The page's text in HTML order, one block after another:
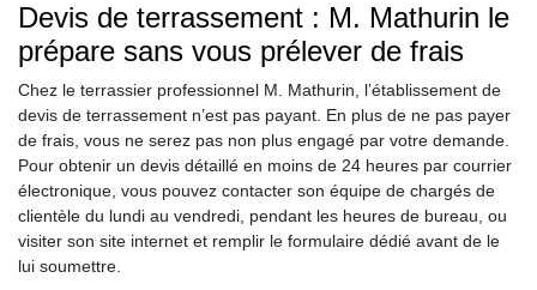
Devis de terrassement : M. Mathurin le
prépare sans vous prélever de frais
Chez le terrassier professionnel M. Mathurin, l’établissement de
devis de terrassement n’est pas payant. En plus de ne pas payer
de frais, vous ne serez pas non plus engagé par votre demande.
Pour obtenir un devis détaillé en moins de 24 heures par courrier
électronique, vous pouvez contacter son équipe de chargés de
clientèle du lundi au vendredi, pendant les heures de bureau, ou
visiter son site internet et remplir le formulaire dédié avant de le
lui soumettre.